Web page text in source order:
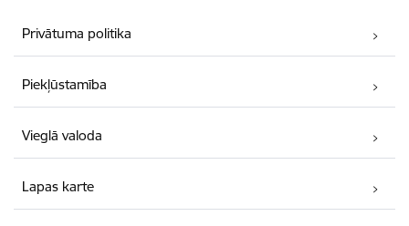
Privātuma politika
Piekļūstamība
Vieglā valoda
Lapas karte